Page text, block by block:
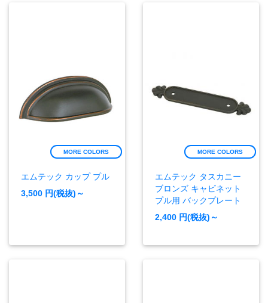
MORE COLORS
エムテック カップ プル
3,500 円(税抜)～
MORE COLORS
エムテック タスカニー
ブロンズ キャビネット
プル用 バックプレート
2,400 円(税抜)～